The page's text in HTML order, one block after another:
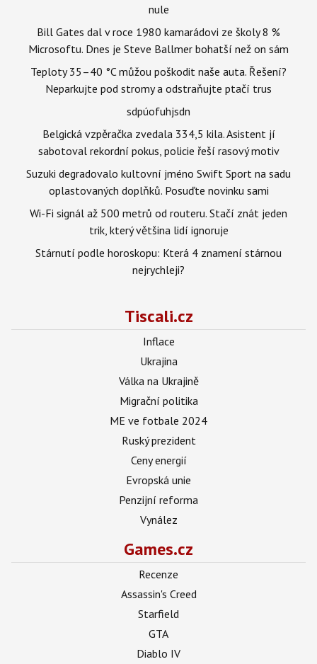
nule
Bill Gates dal v roce 1980 kamarádovi ze školy 8 %
Microsoftu. Dnes je Steve Ballmer bohatší než on sám
Teploty 35–40 °C můžou poškodit naše auta. Řešení?
Neparkujte pod stromy a odstraňujte ptačí trus
sdpúofuhjsdn
Belgická vzpěračka zvedala 334,5 kila. Asistent jí
sabotoval rekordní pokus, policie řeší rasový motiv
Suzuki degradovalo kultovní jméno Swift Sport na sadu
oplastovaných doplňků. Posuďte novinku sami
Wi-Fi signál až 500 metrů od routeru. Stačí znát jeden
trik, který většina lidí ignoruje
Stárnutí podle horoskopu: Která 4 znamení stárnou
nejrychleji?
Tiscali.cz
Inflace
Ukrajina
Válka na Ukrajině
Migrační politika
ME ve fotbale 2024
Ruský prezident
Ceny energií
Evropská unie
Penzijní reforma
Vynález
Games.cz
Recenze
Assassin's Creed
Starfield
GTA
Diablo IV